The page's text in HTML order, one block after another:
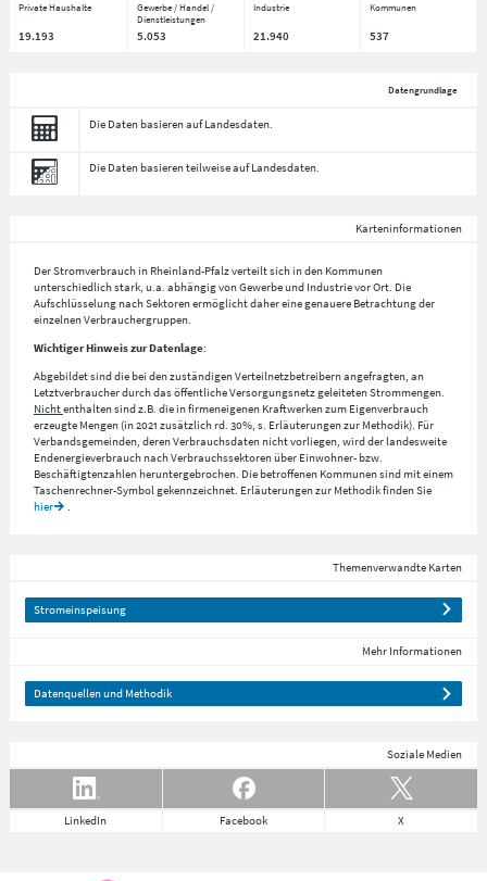
Private Haushalte
Gewerbe / Handel /
Dienstleistungen
Industrie Kommunen
19.193 5.053 21.940 537
Datengrundlage
Die Daten basieren auf Landesdaten.
Die Daten basieren teilweise auf Landesdaten.
Karteninformationen
Der Stromverbrauch in Rheinland-Pfalz verteilt sich in den Kommunen
unterschiedlich stark, u.a. abhängig von Gewerbe und Industrie vor Ort. Die
Aufschlüsselung nachSektorenermöglicht daher eine genauere Betrachtung der
einzelnen Verbrauchergruppen.
Wichtiger Hinweis zur Datenlage:
Abgebildet sind die bei den zuständigen Verteilnetzbetreibern angefragten, an
Letztverbraucher durch das öffentliche Versorgungsnetz geleiteten Strommengen.
Nichtenthalten sind z.B. die in firmeneigenen Kraftwerken zum Eigenverbrauch
erzeugte Mengen (in 2021 zusätzlich rd. 30%, s. Erläuterungen zur Methodik). Für
Verbandsgemeinden, deren Verbrauchsdaten nicht vorliegen, wird der landesweite
Endenergieverbrauch nach Verbrauchssektoren über Einwohner- bzw.
Beschäftigtenzahlen heruntergebrochen. Die betroffenen Kommunen sind mit einem
Taschenrechner-Symbol gekennzeichnet. Erläuterungen zur Methodik finden Sie
hier
.
Themenverwandte Karten
Stromeinspeisung
Mehr Informationen
Datenquellen und Methodik
Soziale Medien
LinkedIn Facebook X